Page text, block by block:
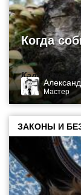
Когда
Календарь
Мастер
ЗАКОНЫ И